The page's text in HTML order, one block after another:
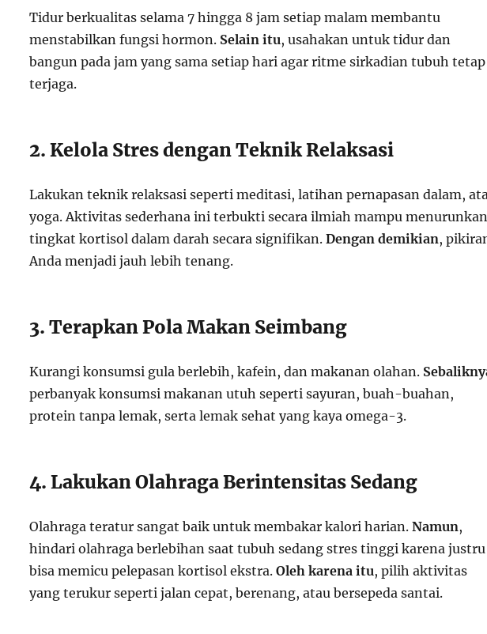
Tidur berkualitas selama 7 hingga 8 jam setiap malam membantu
menstabilkan fungsi hormon. Selain itu, usahakan untuk tidur dan
bangun pada jam yang sama setiap hari agar ritme sirkadian tubuh tetap
terjaga.
2. Kelola Stres dengan Teknik Relaksasi
Lakukan teknik relaksasi seperti meditasi, latihan pernapasan dalam,
yoga. Aktivitas sederhana ini terbukti secara ilmiah mampu menurunkan
tingkat kortisol dalam darah secara signifikan. Dengan demikian,
Anda menjadi jauh lebih tenang.
3. Terapkan Pola Makan Seimbang
Kurangi konsumsi gula berlebih, kafein, dan makanan olahan.
perbanyak konsumsi makanan utuh seperti sayuran, buah-buahan,
protein tanpa lemak, serta lemak sehat yang kaya omega-3.
4. Lakukan Olahraga Berintensitas Sedang
Olahraga teratur sangat baik untuk membakar kalori harian. Namun,
hindari olahraga berlebihan saat tubuh sedang stres tinggi karena justru
bisa memicu pelepasan kortisol ekstra. Oleh karena itu, pilih aktivitas
yang terukur seperti jalan cepat, berenang, atau bersepeda santai.